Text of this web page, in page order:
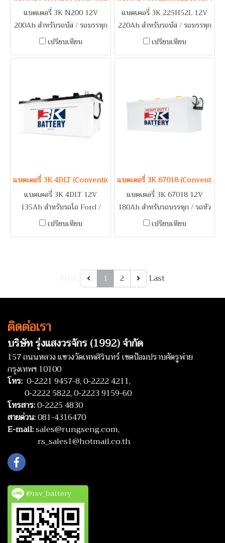
แบตเตอรี่ 3K N200 12V
200Ah สำหรับรถบัส / รถบรรทุก
/ เรือ / เครื่องปั่นไฟ
เปรียบเทียบ
แบตเตอรี่ 3K 225H52L 12V
220Ah สำหรับรถบัส / รถบรรทุก
/ เรือ / เครื่องปั่นไฟ
เปรียบเทียบ
แบตเตอรี่ 3K 4DLT (Conventional Type) 12V 135Ah
แบตเตอรี่ 3K 4DLT 12V
135Ah สำหรับรถไถ Ford /
รถไถ
เปรียบเทียบ
แบตเตอรี่ 3K 67018
แบตเตอรี่ 3K 67018 12V
180Ah สำหรับรถบรรทุก / รถหัว
ลาก / SCANIA / VOLVO
เปรียบเทียบ
1 2 Last
ติดต่อเรา
บริษัท รุ่งแสงวรจักร (1992) จำกัด
157 ถนนหลวง แขวงวัดเทพศิรินทร์ เขตป้อมปราบศัตรูพ่าย
กรุงเทพฯ 10100
โทร: 0-2221 9457-8,0-2222 4211,
0-2222 5822,0-2223 9159-60
โทรสาร:0-2225 4830
สายด่วน:081-4316470
E-mail:sales@rungseng.com,
rs_sales1@hotmail.co.th
@rsv_battery